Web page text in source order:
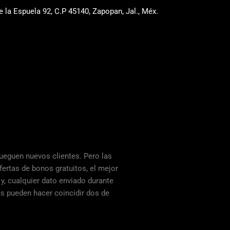
la Espuela 92, C.P 45140, Zapopan, Jal., Méx.
nuevos clientes. Pero las
de bonos gratuitos, el mejor
cualquier dato enviado durante
pueden hacer coincidir dos de